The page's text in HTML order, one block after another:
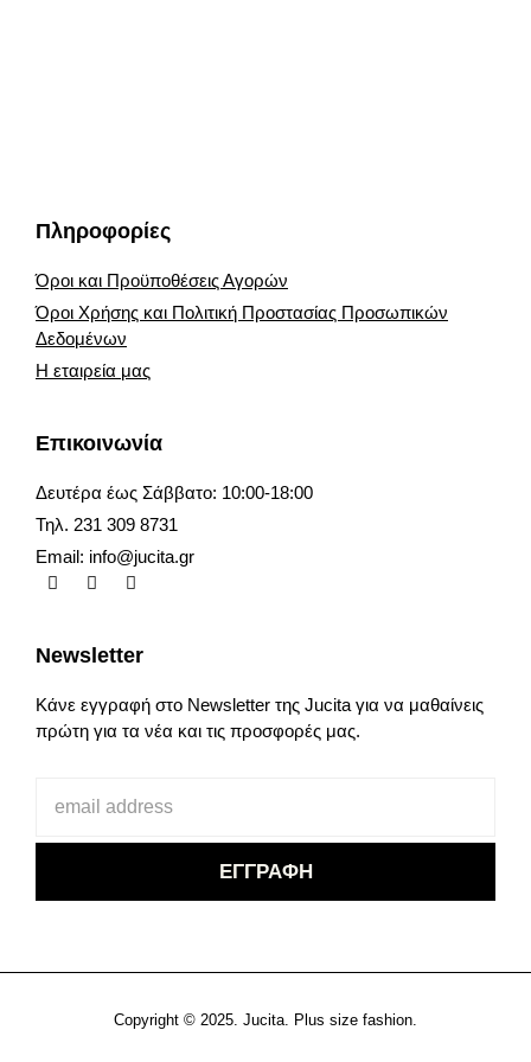
Πληροφορίες
Όροι και Προϋποθέσεις Αγορών
Όροι Χρήσης και Πολιτική Προστασίας Προσωπικών
Δεδομένων
Η εταιρεία μας
Επικοινωνία
Δευτέρα έως Σάββατο: 10:00-18:00
Τηλ. 231 309 8731
Email: info@jucita.gr
Newsletter
Κάνε εγγραφή στο Newsletter της Jucita για να μαθαίνεις
πρώτη για τα νέα και τις προσφορές μας.
Copyright © 2025. Jucita. Plus size fashion.